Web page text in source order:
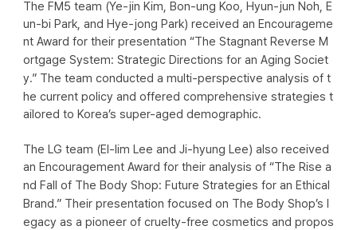
The FM5 team (Ye-jin Kim, Bon-ung Koo, Hyun-jun Noh, E
un-bi Park, and Hye-jong Park) received an Encourageme
nt Award for their presentation “The Stagnant Reverse M
ortgage System: Strategic Directions for an Aging Societ
y.” The team conducted a multi-perspective analysis of t
he current policy and offered comprehensive strategies t
ailored to Korea’s super-aged demographic.
The LG team (El-lim Lee and Ji-hyung Lee) also received
an Encouragement Award for their analysis of “The Rise a
nd Fall of The Body Shop: Future Strategies for an Ethical
Brand.” Their presentation focused on The Body Shop’s l
egacy as a pioneer of cruelty-free cosmetics and propos